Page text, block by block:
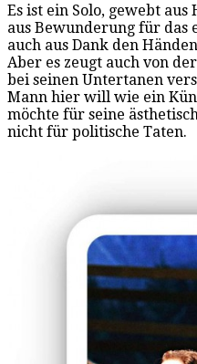
Es ist ein Solo, gewebt
aus Bewunderung für das
auch aus Dank den
Aber es zeugt auch von
bei seinen Untertanen
Mann hier will wie ein
möchte für seine
nicht für politische Taten.